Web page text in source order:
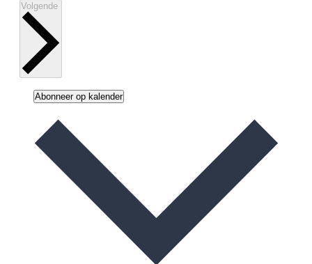
Volgende
Abonneer op kalender